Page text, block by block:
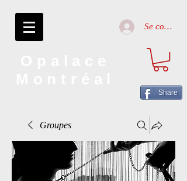
Se connecter
Share
Groupes